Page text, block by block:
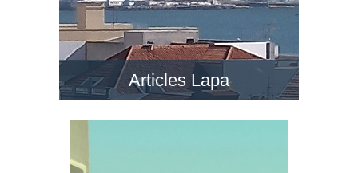
Articles Lapa